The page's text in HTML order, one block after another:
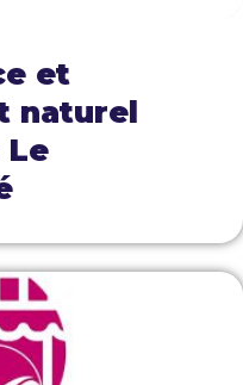
et
naturel